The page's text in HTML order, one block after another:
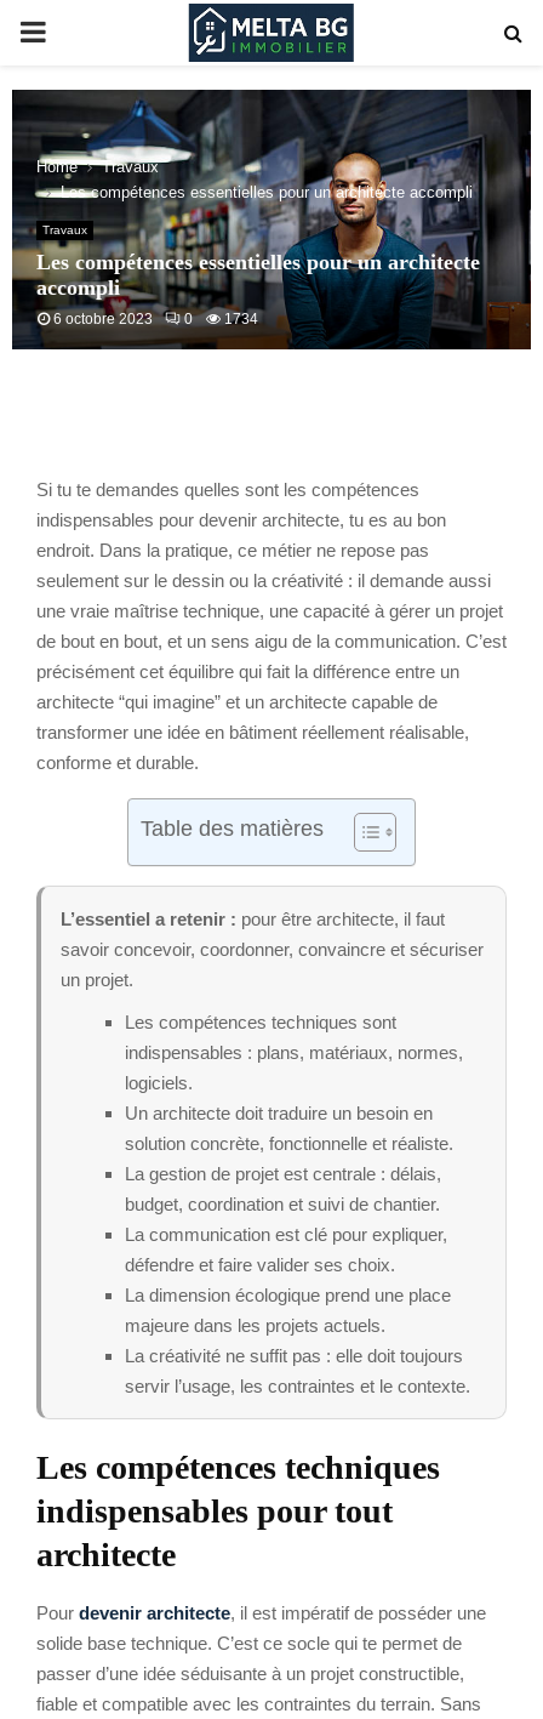
PRIMARY
MENU
Home
Travaux
Les compétences essentielles pour un architecte accompli
Travaux
Les compétences essentielles pour un architecte
accompli
6 octobre 2023 0 1734
Si tu te demandes quelles sont les compétences
indispensables pour devenir architecte, tu es au bon
endroit. Dans la pratique, ce métier ne repose pas
seulement sur le dessin ou la créativité : il demande aussi
une vraie maîtrise technique, une capacité à gérer un projet
de bout en bout, et un sens aigu de la communication. C’est
précisément cet équilibre qui fait la différence entre un
architecte “qui imagine” et un architecte capable de
transformer une idée en bâtiment réellement réalisable,
conforme et durable.
Table des matières
L’essentiel a retenir : pour être architecte, il faut
savoir concevoir, coordonner, convaincre et sécuriser
un projet.
Les compétences techniques sont
indispensables : plans, matériaux, normes,
logiciels.
Un architecte doit traduire un besoin en
solution concrète, fonctionnelle et réaliste.
La gestion de projet est centrale : délais,
budget, coordination et suivi de chantier.
La communication est clé pour expliquer,
défendre et faire valider ses choix.
La dimension écologique prend une place
majeure dans les projets actuels.
La créativité ne suffit pas : elle doit toujours
servir l’usage, les contraintes et le contexte.
Les compétences techniques
indispensables pour tout
architecte
Pour devenir architecte, il est impératif de posséder une
solide base technique. C’est ce socle qui te permet de
passer d’une idée séduisante à un projet constructible,
fiable et compatible avec les contraintes du terrain. Sans